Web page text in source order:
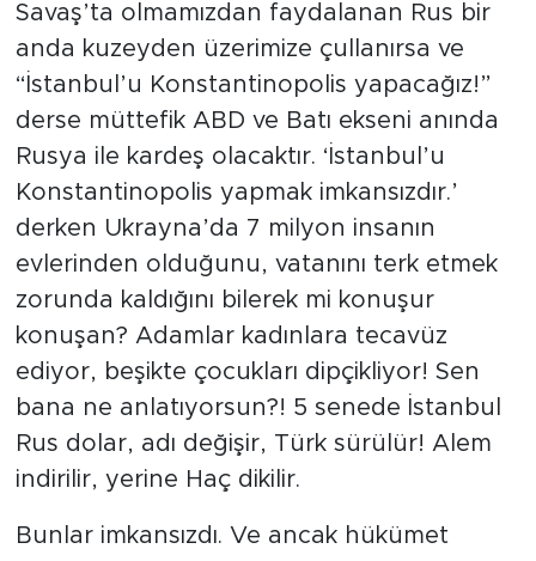
Savaş’ta olmamızdan faydalanan Rus bir
anda kuzeyden üzerimize çullanırsa ve
“İstanbul’u Konstantinopolis yapacağız!”
derse müttefik ABD ve Batı ekseni anında
Rusya ile kardeş olacaktır. ‘İstanbul’u
Konstantinopolis yapmak imkansızdır.’
derken Ukrayna’da 7 milyon insanın
evlerinden olduğunu, vatanını terk etmek
zorunda kaldığını bilerek mi konuşur
konuşan? Adamlar kadınlara tecavüz
ediyor, beşikte çocukları dipçikliyor! Sen
bana ne anlatıyorsun?! 5 senede İstanbul
Rus dolar, adı değişir, Türk sürülür! Alem
indirilir, yerine Haç dikilir.
Bunlar imkansızdı. Ve ancak hükümet